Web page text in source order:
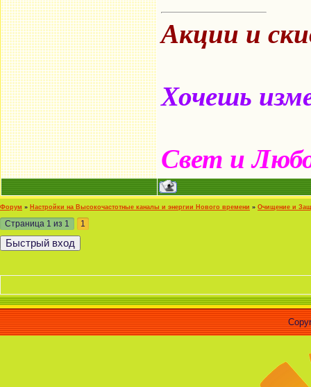
Акции и
Хочешь
Свет и
Форум » Настройки на Высокочастотные каналы и энергии Нового времени » Очищение и
Страница 1 из 1 1